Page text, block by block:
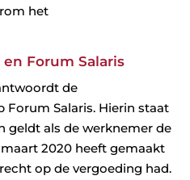
het
Forum Salaris
de
Forum Salaris. Hierin staat
geldt als de werknemer de
2020 heeft gemaakt
op de vergoeding had.